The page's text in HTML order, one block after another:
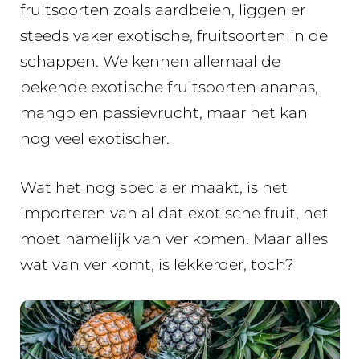
fruitsoorten zoals aardbeien, liggen er
steeds vaker exotische, fruitsoorten in de
schappen. We kennen allemaal de
bekende exotische fruitsoorten ananas,
mango en passievrucht, maar het kan
nog veel exotischer.
Wat het nog specialer maakt, is het
importeren van al dat exotische fruit, het
moet namelijk van ver komen. Maar alles
wat van ver komt, is lekkerder, toch?